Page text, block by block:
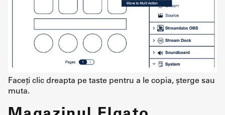
Faceți clic dreapta pe taste pentru a le copia, șterge sau
muta.